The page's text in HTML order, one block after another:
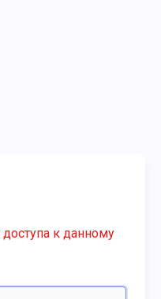
к данному